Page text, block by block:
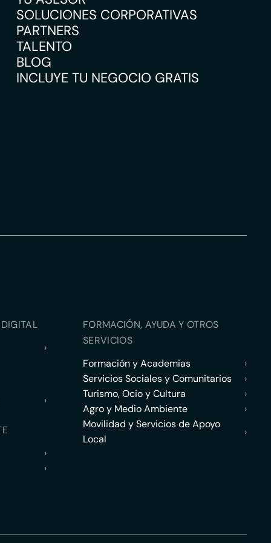
SOLUCIONES CORPORATIVAS
PARTNERS
TALENTO
BLOG
INCLUYE TU NEGOCIO GRATIS
›
›
›
›
FORMACIÓN, AYUDA Y OTROS
SERVICIOS
Formación y Academias
›
Servicios Sociales y Comunitarios
›
Turismo, Ocio y Cultura
›
Agro y Medio Ambiente
›
Movilidad y Servicios de Apoyo
Local
›